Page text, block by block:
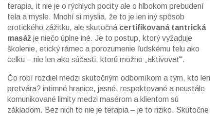
terapia, it nie je o rýchlych pocity ale o hlbokom prebudení
tela a mysle. Mnohí si myslia, že to je len iný spôsob
erotického zážitku, ale skutočná certifikovaná tantrická
masáž je niečo úplne iné. Je to postup, ktorý vyžaduje
školenie, etický rámec a porozumenie ľudskému telu ako
celku – nie len ako súčasti, ktorú možno „aktivovať“.
Čo robí rozdiel medzi skutočným odborníkom a tým, kto len
pretvára? intimné hranice, jasné, respektované a neustále
komunikované limity medzi masérom a klientom sú
základom. Bez nich to nie je terapia – je to riziko. Skutočne